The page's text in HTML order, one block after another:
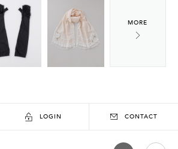
LOGIN CONTACT